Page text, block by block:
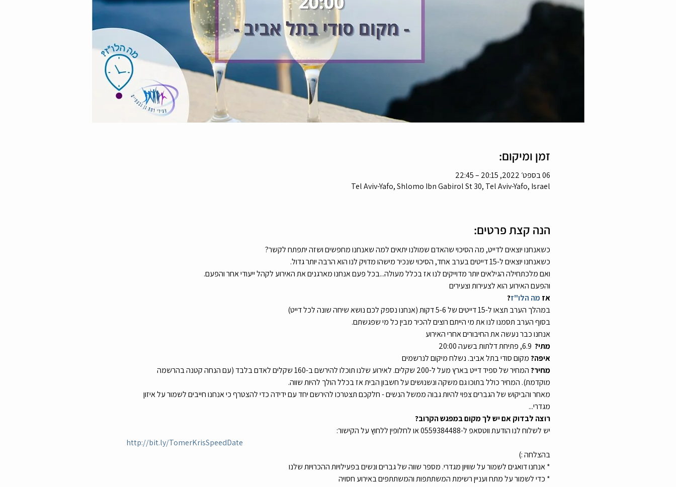
זמן ומיקום:
06 בספט׳ 2022, 20:15 – 22:45
Tel Aviv-Yafo, Shlomo Ibn Gabirol St 30, Tel Aviv-Yafo, Israel
הנה קצת פרטים:
כשאנחנו יוצאים לדייט, מה הסיכוי שהאדם שמולנו יתאים למה שאנחנו מחפשים ושזה יתפתח לקשר?
כשאנחנו יוצאים ל-15 דייטים בערב אחד, הסיכוי שנכיר מישהו מדויק לנו הוא הרבה יותר גדול.
ואם מלכתחילה הגילאים יותר מדוייקים לנו אז בכלל מעולה...בכל פעם אנחנו מארגנים את האירוע לקהל ייעודי אחר והפעם.
והפעם האירוע הוא לצעירות וצעירים
אז מה הלו"ז?
במהלך הערב תצאו ל-15 דייטים של 5-6 דקות (אנחנו נספק לכם נושא שיחה שונה לכל דייט)
בסוף הערב תסמנו לנו את מי הייתם רוצים להכיר מבין כל מי שפגשתם.
אנחנו כבר נעשה את החיבורים אחרי האירוע
מתי?
איפה? מקום סודי בתל אביב. נשלח מיקום לנרשמים
מחיר?
המחיר של ספיד דייט בארץ מעל ל-200 שקלים. לאירוע שלנו תוכלו להירשם ב-160 שקלים לאדם בלבד (עם הנחה קטנה בהרשמה
מוקדמת). המחיר כולל בתוכו גם משקה ונשנושים על חשבון הבית אז בכלל הולך להיות שווה.
מאחר והביקוש של הגברים צפוי להיות גבוה ממשל הנשים - חלקכם תצטרכו להירשם יחד עם ידידה כדי להצטרף כי אנחנו חייבים לשמור על איזון
מגדרי...
רוצה לבדוק אם יש לך מקום במפגש הקרוב?
יש לשלוח לנו הודעת ווטסאפ ל-0559384488 או לחלופין ללחוץ על הקישור:
http://bit.ly/TomerKrisSpeedDate
בהצלחה :)
* אנחנו דואגים לשמור על שוויון מגדרי. מספר שווה של גברים ונשים בפעילויות ההכרויות שלנו
* כדי לשמור על מתח ועניין רשימת המשתתפות והמשתתפים באירוע חסויה